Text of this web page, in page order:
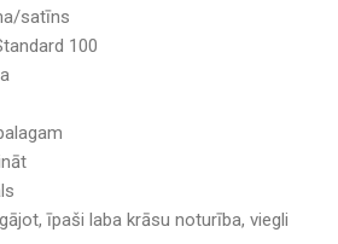
satīns
100
īpaši laba krāsu noturība, viegli